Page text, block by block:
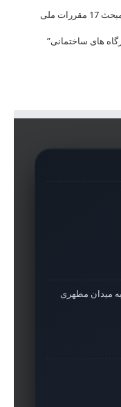
ثبت نام ” سمینار آموزشی ویرایش چهارم مبحث 17 مقررات ملی
های ساختمانی”
میدان مطهری